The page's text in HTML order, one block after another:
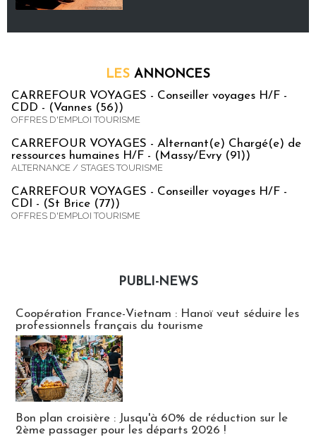
LES ANNONCES
CARREFOUR VOYAGES - Conseiller voyages H/F -
CDD - (Vannes (56))
OFFRES D'EMPLOI TOURISME
CARREFOUR VOYAGES - Alternant(e) Chargé(e) de
ressources humaines H/F - (Massy/Evry (91))
ALTERNANCE / STAGES TOURISME
CARREFOUR VOYAGES - Conseiller voyages H/F -
CDI - (St Brice (77))
OFFRES D'EMPLOI TOURISME
PUBLI-NEWS
Coopération France-Vietnam : Hanoï veut séduire les
professionnels français du tourisme
Bon plan croisière : Jusqu'à 60% de réduction sur le
2ème passager pour les départs 2026 !